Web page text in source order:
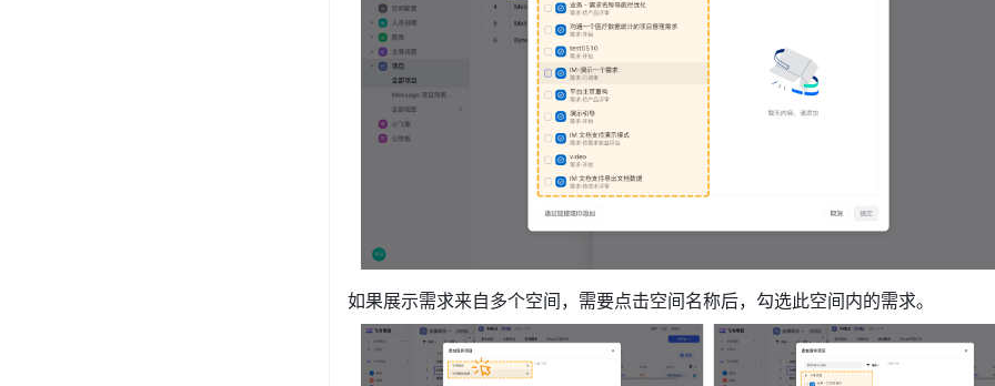
如果展示需求来自多个空间，需要点击空间名称后，勾选此空间内的需求。